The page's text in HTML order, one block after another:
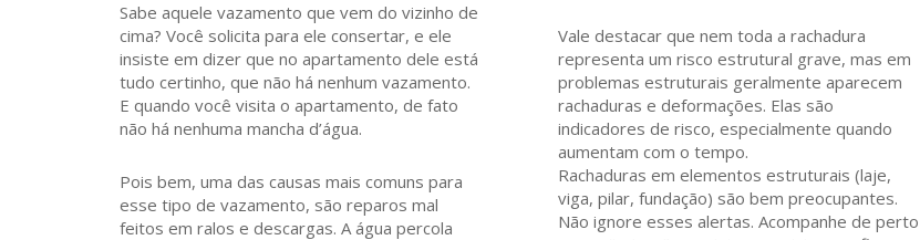
Sabe aquele vazamento que vem do vizinho de
cima? Você solicita para ele consertar, e ele
insiste em dizer que no apartamento dele está
tudo certinho, que não há nenhum vazamento.
E quando você visita o apartamento, de fato
não há nenhuma mancha d’água.
Pois bem, uma das causas mais comuns para
esse tipo de vazamento, são reparos mal
feitos em ralos e descargas. A água percola
Vale destacar que nem toda a rachadura
representa um risco estrutural grave, mas em
problemas estruturais geralmente aparecem
rachaduras e deformações. Elas são
indicadores de risco, especialmente quando
aumentam com o tempo.
Rachaduras em elementos estruturais (laje,
viga, pilar, fundação) são bem preocupantes.
Não ignore esses alertas. Acompanhe de perto